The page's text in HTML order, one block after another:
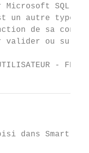
Microsoft SQL
un autre type
de sa
valider ou sur
dans Smart